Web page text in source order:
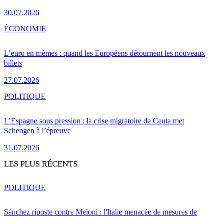
30.07.2026
L’euro en mèmes : quand les Européens détournent les nouveaux
billets
27.07.2026
ÉCONOMIE
L’Espagne sous pression : la crise migratoire de Ceuta met
Schengen à l’épreuve
31.07.2026
POLITIQUE
LES PLUS RÉCENTS
Sánchez riposte contre Meloni : l'Italie menacée de mesures de
POLITIQUE